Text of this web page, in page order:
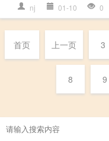
nj 01-10 0
首页 上一页 3
8 9